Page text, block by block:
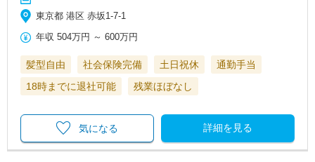
東京都 港区 赤坂1-7-1
年収 504万円 ～600万円
髪型自由 社会保険完備 土日祝休
通勤手当
18時までに退社可能
残業ほぼなし
詳細を見る
気になる